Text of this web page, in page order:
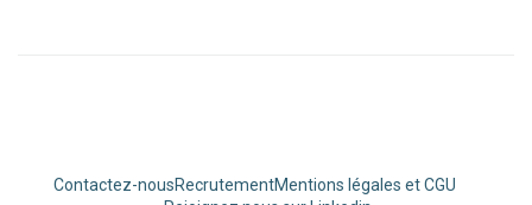
Contactez-nousRecrutementMentions légales et CGU